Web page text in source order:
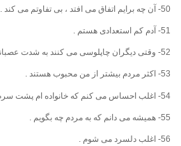
50- آن چه برایم اتفاق می افتد ، بی تفاوتم می کند .
51- آدم کم استعدادی هستم .
52- وقتی دیگران چاپلوسی می کنند به شدت عصبانی می شوم .
53- اکثر مردم بیشتر از من محبوب هستند .
54- اغلب احساس می کنم که خانواده ام پشت سرم حرف می زنند .
55- همیشه می دانم که به مردم چه بگویم .
56- اغلب دلسرد می شوم .